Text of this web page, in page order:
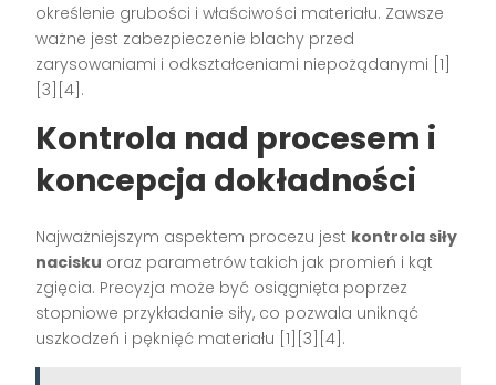
określenie grubości i właściwości materiału. Zawsze
ważne jest zabezpieczenie blachy przed
zarysowaniami i odkształceniami niepożądanymi [1]
[3][4].
Kontrola nad procesem i
koncepcja dokładności
Najważniejszym aspektem procezu jest kontrola siły
nacisku oraz parametrów takich jak promień i kąt
zgięcia. Precyzja może być osiągnięta poprzez
stopniowe przykładanie siły, co pozwala uniknąć
uszkodzeń i pęknięć materiału [1][3][4].